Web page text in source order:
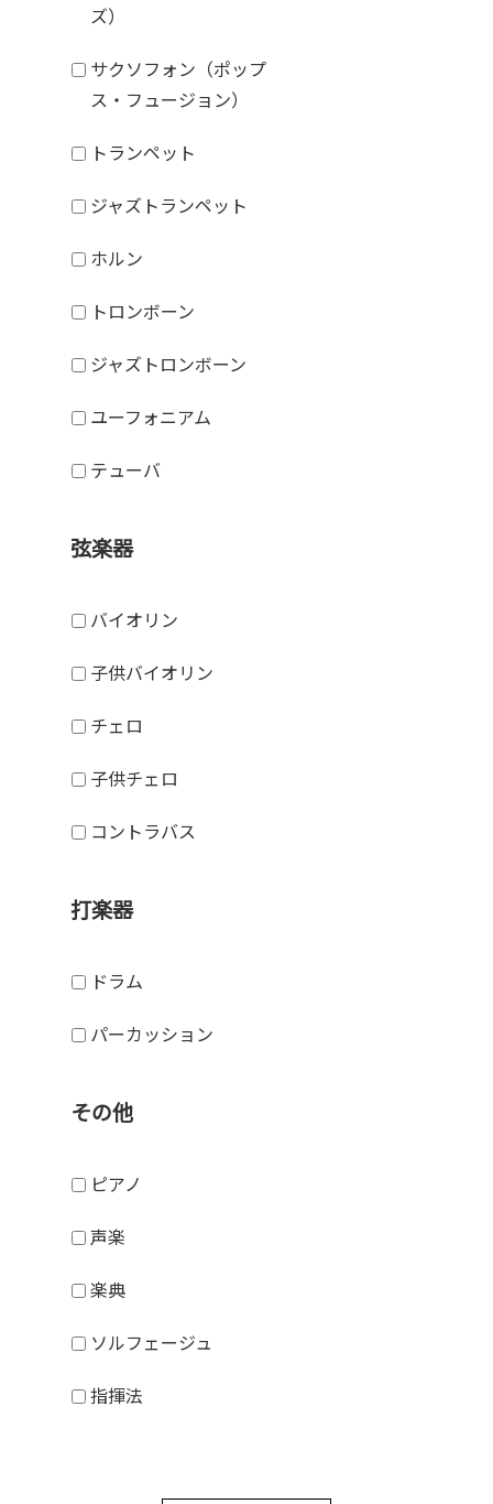
ズ）
サクソフォン（ポップ
ス・フュージョン）
トランペット
ジャズトランペット
ホルン
トロンボーン
ジャズトロンボーン
ユーフォニアム
テューバ
弦楽器
バイオリン
子供バイオリン
チェロ
子供チェロ
コントラバス
打楽器
ドラム
パーカッション
その他
ピアノ
声楽
楽典
ソルフェージュ
指揮法